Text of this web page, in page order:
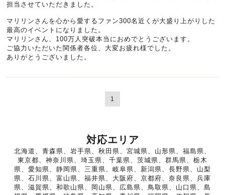
担当させていただきました。
マリリンさんを心から愛するファン300名近くが大盛り上がりした
最高のイベントになりました。
マリリンさん、100万人突破本当におめでとうございます。
ご協力いただいた関係者各位、大変お疲れ様でした。
ありがとうございました。
1
対応エリア
北海道、青森県、岩手県、秋田県、宮城県、山形県、福島県、
東京都、神奈川県、埼玉県、千葉県、茨城県、群馬県、栃木
県、愛知県、静岡県、三重県、岐阜県、新潟県、長野県、山梨
県、石川県、富山県、福井県、大阪府、京都府、奈良県、兵庫
県、滋賀県、和歌山県、岡山県、広島県、鳥取県、山口県、島